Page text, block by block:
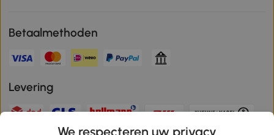
Betaalmethoden
Levering
We respecteren uw privacy